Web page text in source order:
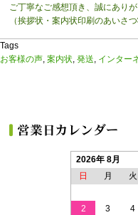
ご丁寧なご感想頂き、誠にありが
（挨拶状・案内状印刷のあいさ
Tags
お客様の声, 案内状, 発送, インター
2026年 8月
日
月 火
2
3 4